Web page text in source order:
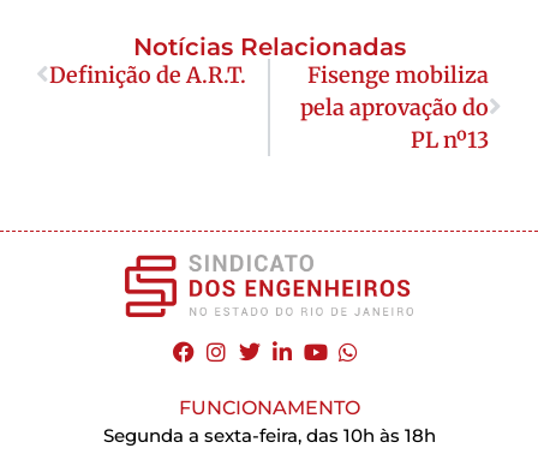
Notícias Relacionadas
Definição de A.R.T.
Fisenge mobiliza
pela aprovação do
PL nº13
FUNCIONAMENTO
Segunda a sexta-feira, das 10h às 18h